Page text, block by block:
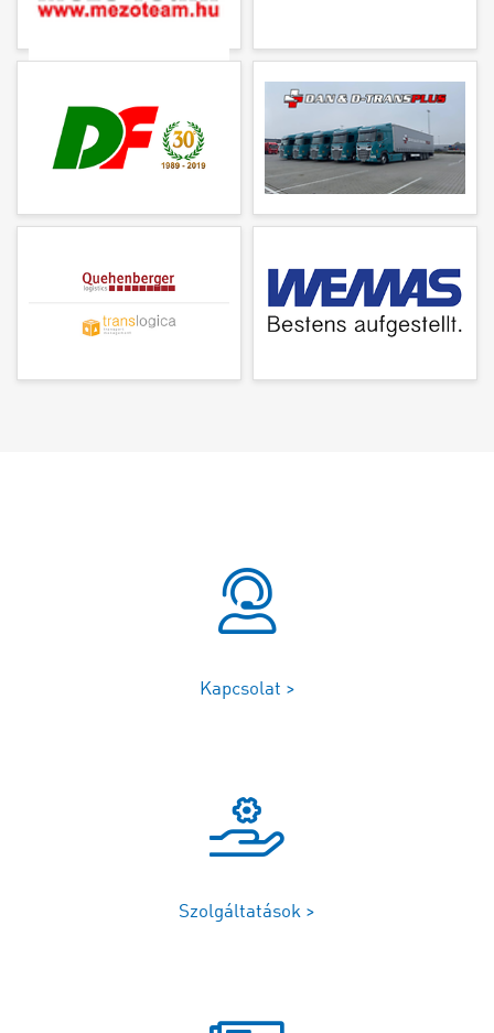
Kapcsolat >
Szolgáltatások >